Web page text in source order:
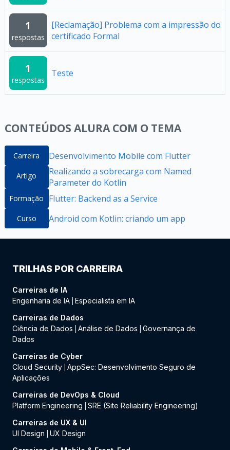
1
respostas
[Reclamação] Problema com a impressão do
certificado Formal
1
respostas
Teste
CONTEÚDOS ALURA COM O TEMA
Carreira Desenvolvimento Mobile com Flutter
Artigo
Realizando a sobrecarga com Named
Parameter do Kotlin
Formação Flutter: Backend as a Service
Curso Android com Kotlin: criando um app
TRILHAS POR CARREIRA
Carreiras de IA
Engenharia de IA Especialista em IA
Carreiras de Dados
Ciência de Dados
Análise de Dados
Governança de
Dados
Carreiras de Cyber
Cloud Security AppSec: Desenvolvimento Seguro de
Aplicações
Carreiras de DevOps & Cloud
Platform Engineering
SRE (Site Reliability Engineering)
Carreiras de UX & UI
UI Design
UX Design